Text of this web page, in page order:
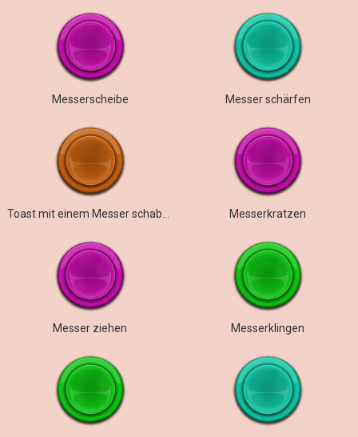
Messerscheibe Messer schärfen
Messerkratzen
Messer ziehen Messerklingen